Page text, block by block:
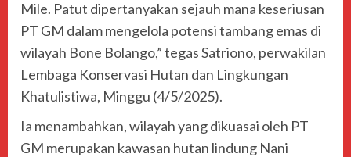
Mile. Patut dipertanyakan sejauh mana keseriusan
PT GM dalam mengelola potensi tambang emas di
wilayah Bone Bolango,” tegas Satriono, perwakilan
Lembaga Konservasi Hutan dan Lingkungan
Khatulistiwa, Minggu (4/5/2025).
Ia menambahkan, wilayah yang dikuasai oleh PT
GM merupakan kawasan hutan lindung Nani